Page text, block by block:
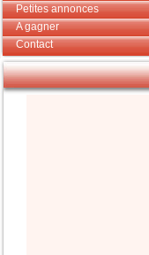
Petites annonces
A gagner
Contact